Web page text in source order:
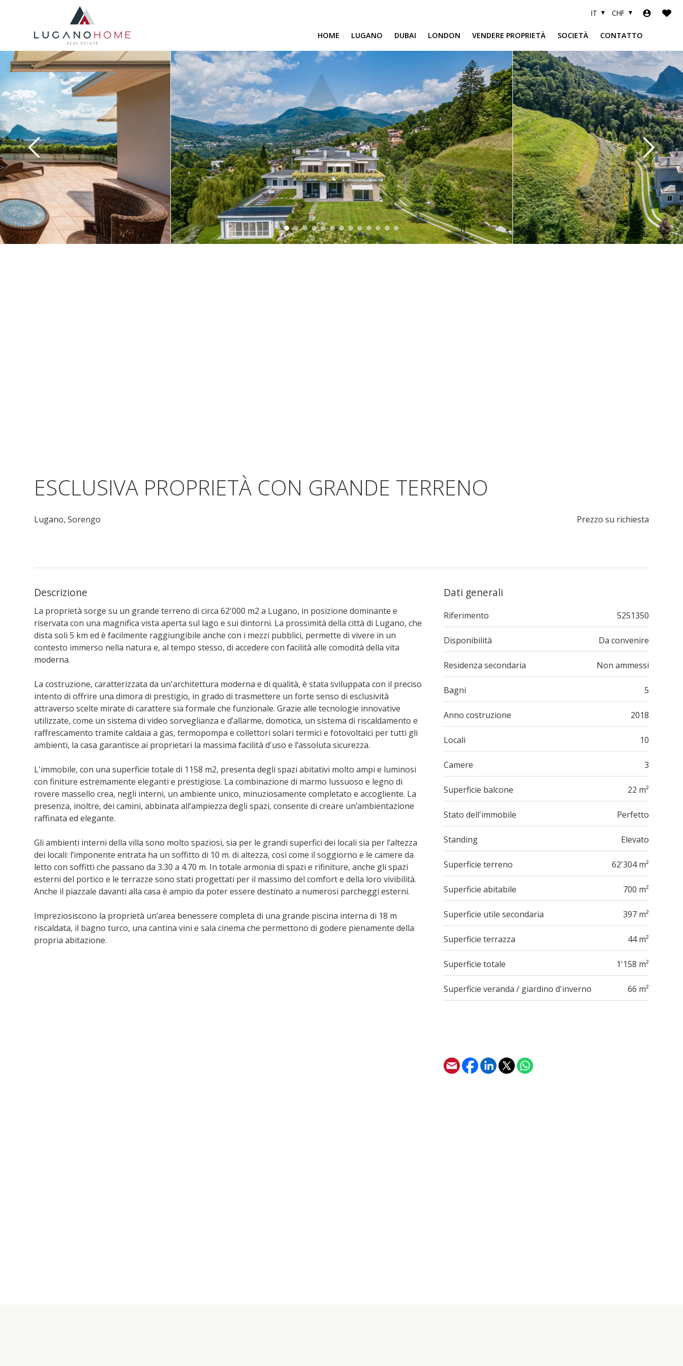
CHF
IT
HOME LUGANO
DUBAI
SAFA ONE
SAFA TWO
CORAL REEF
VENICE & MALTA
CHIC TOWER
MOROCCO
GEMS ESTATES
LONDON VENDERE PROPRIETÀ SOCIETÀ CONTATTO
ESCLUSIVA PROPRIETÀ CON GRANDE TERRENO
Lugano,Sorengo Prezzo su richiesta
Descrizione
La proprietà sorge su un grande terreno di circa 62'000 m2 a Lugano, in posizione dominante e
riservata con una magnifica vista aperta sul lago e sui dintorni. La prossimità della città di Lugano, che
dista soli 5 km ed è facilmente raggiungibile anche con i mezzi pubblici, permette di vivere in un
contesto immerso nella natura e, al tempo stesso, di accedere con facilità alle comodità della vita
moderna.
La costruzione, caratterizzata da un'architettura moderna e di qualità, è stata sviluppata con il preciso
intento di offrire una dimora di prestigio, in grado di trasmettere un forte senso di esclusività
attraverso scelte mirate di carattere sia formale che funzionale. Grazie alle tecnologie innovative
utilizzate, come un sistema di video sorveglianza e d’allarme, domotica, un sistema di riscaldamento e
raffrescamento tramite caldaia a gas, termopompa e collettori solari termici e fotovoltaici per tutti gli
ambienti, la casa garantisce ai proprietari la massima facilità d'uso e l’assoluta sicurezza.
L'immobile, con una superficie totale di 1158 m2, presenta degli spazi abitativi molto ampi e luminosi
con finiture estremamente eleganti e prestigiose. La combinazione di marmo lussuoso e legno di
rovere massello crea, negli interni, un ambiente unico, minuziosamente completato e accogliente. La
presenza, inoltre, dei camini, abbinata all’ampiezza degli spazi, consente di creare un’ambientazione
raffinata ed elegante.
Gli ambienti interni della villa sono molto spaziosi, sia per le grandi superfici dei locali sia per l’altezza
dei locali: l’imponente entrata ha un soffitto di 10 m. di altezza, così come il soggiorno e le camere da
letto con soffitti che passano da 3.30 a 4.70 m. In totale armonia di spazi e rifiniture, anche gli spazi
esterni del portico e le terrazze sono stati progettati per il massimo del comfort e della loro vivibilità.
Anche il piazzale davanti alla casa è ampio da poter essere destinato a numerosi parcheggi esterni.
Impreziosiscono la proprietà un’area benessere completa di una grande piscina interna di 18 m
riscaldata, il bagno turco, una cantina vini e sala cinema che permettono di godere pienamente della
propria abitazione.
Dati generali
Riferimento 5251350
Disponibilità Da convenire
Residenza secondaria Non ammessi
Bagni 5
Anno costruzione 2018
Locali 10
Camere 3
Superficie balcone 22 m²
Stato dell'immobile Perfetto
Standing Elevato
Superficie terreno 62'304 m²
Superficie abitabile 700 m²
Superficie utile secondaria 397 m²
Superficie terrazza 44 m²
Superficie totale 1'158 m²
Superficie veranda / giardino d'inverno 66 m²